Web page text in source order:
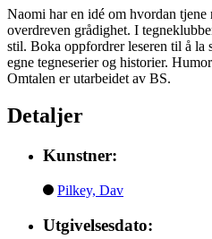
Naomi har en idé om hvordan tjene
overdreven grådighet. I
stil. Boka oppfordrer leseren til å la
egne tegneserier og historier.
Omtalen er utarbeidet av BS.
Detaljer
Kunstner:
Pilkey, Dav
Utgivelsesdato: